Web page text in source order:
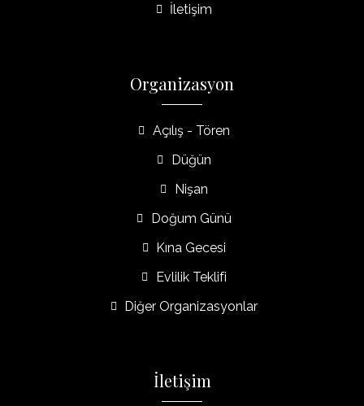
İletişim
Organizasyon
Açılış - Tören
Düğün
Nişan
Doğum Günü
Kına Gecesi
Evlilik Teklifi
Diğer Organizasyonlar
İletişim